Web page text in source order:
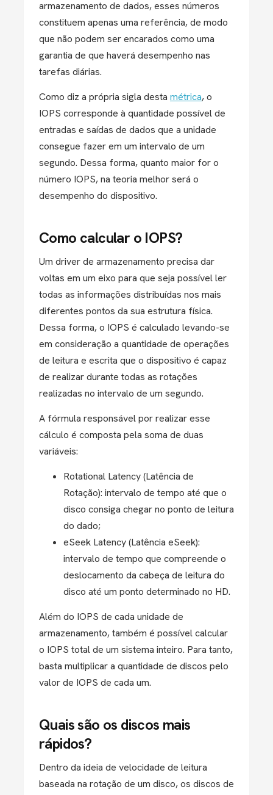
armazenamento de dados, esses números
constituem apenas uma referência, de modo
que não podem ser encarados como uma
garantia de que haverá desempenho nas
tarefas diárias.
Como diz a própria sigla desta métrica, o
IOPS corresponde à quantidade possível de
entradas e saídas de dados que a unidade
consegue fazer em um intervalo de um
segundo. Dessa forma, quanto maior for o
número IOPS, na teoria melhor será o
desempenho do dispositivo.
Como calcular o IOPS?
Um driver de armazenamento precisa dar
voltas em um eixo para que seja possível ler
todas as informações distribuídas nos mais
diferentes pontos da sua estrutura física.
Dessa forma, o IOPS é calculado levando-se
em consideração a quantidade de operações
de leitura e escrita que o dispositivo é capaz
de realizar durante todas as rotações
realizadas no intervalo de um segundo.
A fórmula responsável por realizar esse
cálculo é composta pela soma de duas
variáveis:
Rotational Latency (Latência de
Rotação): intervalo de tempo até que o
disco consiga chegar no ponto de leitura
do dado;
eSeek Latency (Latência eSeek):
intervalo de tempo que compreende o
deslocamento da cabeça de leitura do
disco até um ponto determinado no HD.
Além do IOPS de cada unidade de
armazenamento, também é possível calcular
o IOPS total de um sistema inteiro. Para tanto,
basta multiplicar a quantidade de discos pelo
valor de IOPS de cada um.
Quais são os discos mais
rápidos?
Dentro da ideia de velocidade de leitura
baseada na rotação de um disco, os discos de